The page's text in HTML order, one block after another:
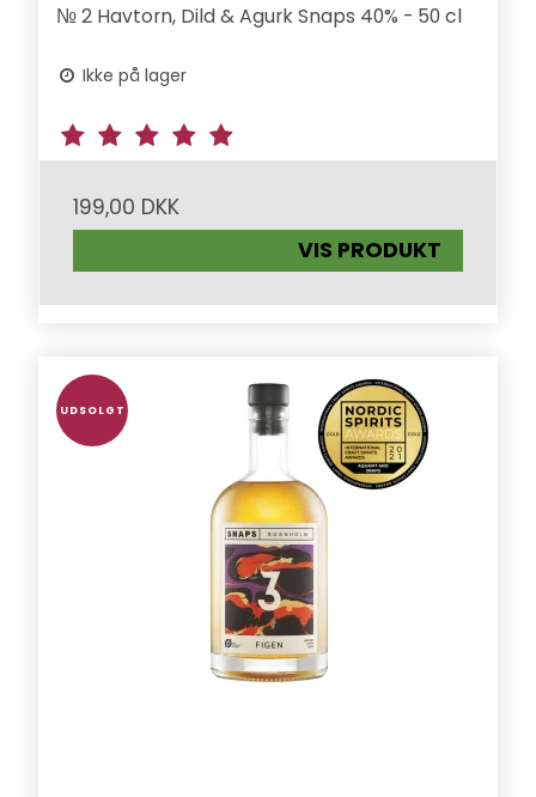
№ 2 Havtorn, Dild & Agurk Snaps 40% - 50 cl
Ikke på lager
199,00 DKK
VIS PRODUKT
UDSOLGT